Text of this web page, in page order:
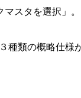
スタを選択」。
種類の概略仕様